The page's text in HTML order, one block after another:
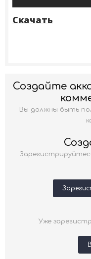
Скачать
Создайте
Вы должны быть
Уже